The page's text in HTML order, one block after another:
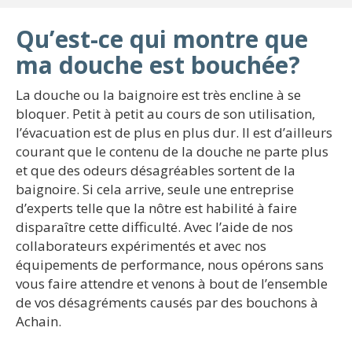
Qu’est-ce qui montre que
ma douche est bouchée?
La douche ou la baignoire est très encline à se
bloquer. Petit à petit au cours de son utilisation,
l’évacuation est de plus en plus dur. Il est d’ailleurs
courant que le contenu de la douche ne parte plus
et que des odeurs désagréables sortent de la
baignoire. Si cela arrive, seule une entreprise
d’experts telle que la nôtre est habilité à faire
disparaître cette difficulté. Avec l’aide de nos
collaborateurs expérimentés et avec nos
équipements de performance, nous opérons sans
vous faire attendre et venons à bout de l’ensemble
de vos désagréments causés par des bouchons à
Achain.